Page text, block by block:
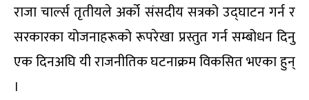
राजा चार्ल्स तृतीयले अर्को संसदीय सत्रको उद्घाटन गर्न र
सरकारका योजनाहरूको रूपरेखा प्रस्तुत गर्न सम्बोधन दिनु
एक दिनअघि यी राजनीतिक घटनाक्रम विकसित भएका हुन्
।